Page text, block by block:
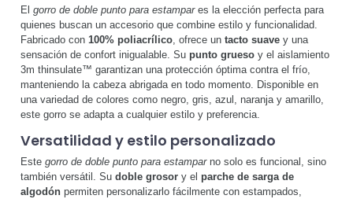
El gorro de doble punto para estampares la elección perfecta para
quienes buscan un accesorio que combine estilo y funcionalidad.
Fabricado con 100% poliacrílico, ofrece un tacto suave y una
sensación de confort inigualable. Su punto grueso y el aislamiento
3m thinsulate™ garantizan una protección óptima contra el frío,
manteniendo la cabeza abrigada en todo momento. Disponible en
una variedad de colores como negro, gris, azul, naranja y amarillo,
este gorro se adapta a cualquier estilo y preferencia.
Versatilidad y estilo personalizado
Este gorro de doble punto para estamparno solo es funcional, sino
también versátil. Su doble grosor y el parche de sarga de
algodón permiten personalizarlo fácilmente con estampados,